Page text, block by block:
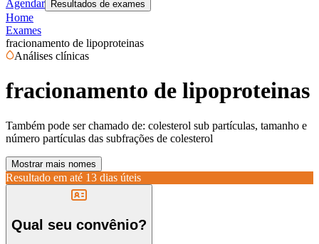
Agendar Resultados de exames
Home
Exames
fracionamento de lipoproteinas
Análises clínicas
fracionamento de lipoproteinas
Também pode ser chamado de: colesterol sub partículas, tamanho e
número partículas das subfrações de colesterol
Mostrar mais nomes
Resultado em até 13 dias úteis
Qual seu convênio?